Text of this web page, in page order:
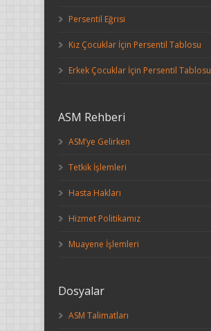
Persentil Eğrisi
Kız Çocuklar İçin Persentil Tablosu
Erkek Çocuklar İçin Persentil Tablosu
ASM Rehberi
ASM’ye Gelirken
Tetkik İşlemleri
Hasta Hakları
Hizmet Politikamız
Muayene İşlemleri
Dosyalar
ASM Talimatları